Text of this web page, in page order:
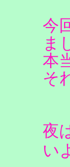
今
ま
本
そ
夜
い